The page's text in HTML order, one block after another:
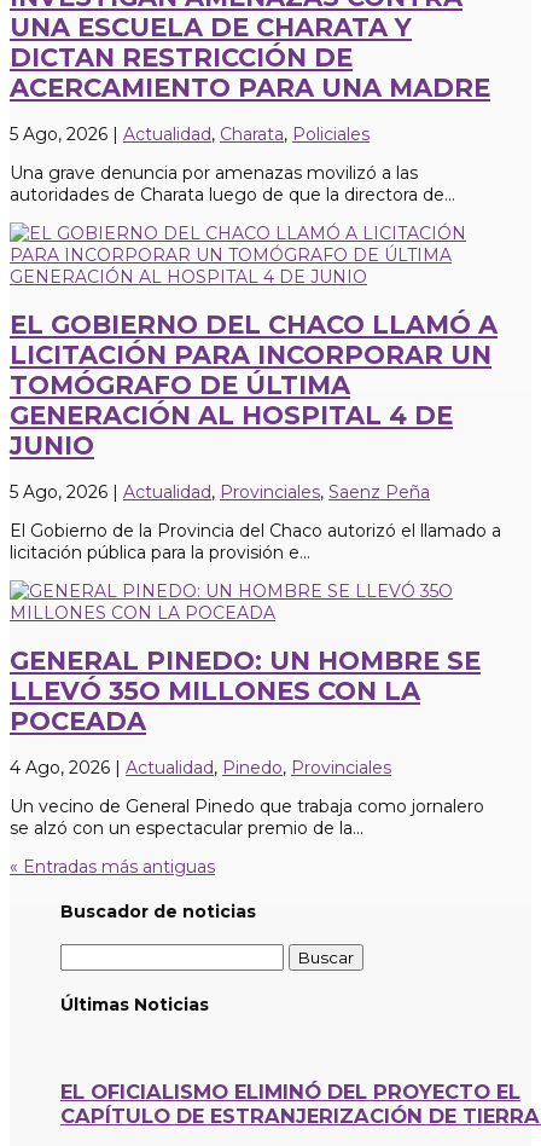
UNA ESCUELA DE CHARATA Y
DICTAN RESTRICCIÓN DE
ACERCAMIENTO PARA UNA MADRE
5 Ago, 2026 Actualidad, Charata, Policiales
Una grave denuncia por amenazas movilizó a las
autoridades de Charata luego de que la directora de...
EL GOBIERNO DEL CHACO LLAMÓ A
LICITACIÓN PARA INCORPORAR UN
TOMÓGRAFO DE ÚLTIMA
GENERACIÓN AL HOSPITAL 4 DE
JUNIO
5 Ago, 2026 | Actualidad, Provinciales, Saenz Peña
El Gobierno de la Provincia del Chaco autorizó el llamado a
licitación pública para la provisión e...
GENERAL PINEDO: UN HOMBRE SE
LLEVÓ 35O MILLONES CON LA
POCEADA
4 Ago, 2026 | Actualidad, Pinedo, Provinciales
Un vecino de General Pinedo que trabaja como jornalero
se alzó con un espectacular premio de la...
« Entradas más antiguas
Buscador de noticias
Últimas Noticias
EL OFICIALISMO ELIMINÓ DEL PROYECTO EL
CAPÍTULO DE ESTRANJERIZACIÓN DE